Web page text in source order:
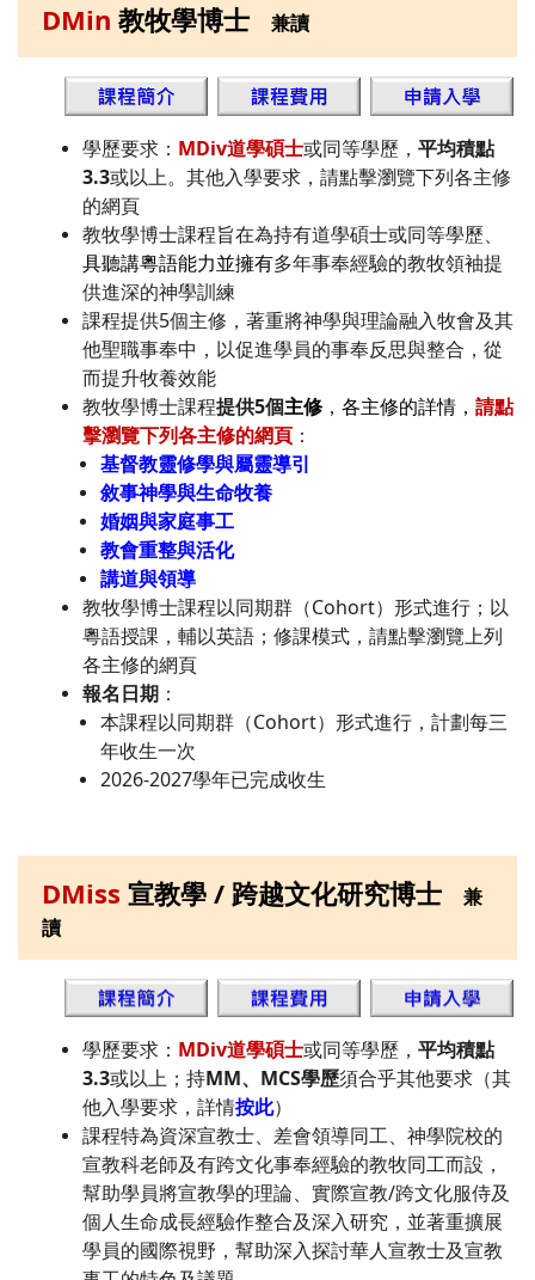
DMin 教牧學博士 兼讀
學歷要求： MDiv道學碩士或同等學歷， 平均積點
3.3或以上。其他入學要求，請點擊瀏覽下列各主修
的網頁
教牧學博士課程旨在為持有道學碩士或同等學歷、
具聽講粵語能力並擁有多年事奉經驗的教牧領袖提
供進深的神學訓練
課程提供5個主修，著重將神學與理論融入牧會及其
他聖職事奉中，以促進學員的事奉反思與整合，從
而提升牧養效能
教牧學博士課程提供5個主修 ，各主修的詳情， 請點
擊瀏覽下列各主修的網頁 ：
基督教靈修學與屬靈導引
敘事神學與生命牧養
婚姻與家庭事工
教會重整與活化
講道與領導
教牧學博士課程以同期群（Cohort）形式進行；以
粵語授課，輔以英語；修課模式，請點擊瀏覽上列
各主修的網頁
報名日期 ：
本課程以同期群（Cohort）形式進行，計劃每三
年收生一次
2026-2027學年已完成收生
DMiss 宣教學 / 跨越文化研究博士
兼
讀
學歷要求： MDiv道學碩士或同等學歷， 平均積點
3.3或以上；持MM、MCS學歷須合乎其他要求（其
他入學要求，詳情按此）
課程特為資深宣教士、差會領導同工、神學院校的
宣教科老師及有跨文化事奉經驗的教牧同工而設，
幫助學員將宣教學的理論、實際宣教/跨文化服侍及
個人生命成長經驗作整合及深入研究，並著重擴展
學員的國際視野，幫助深入探討華人宣教士及宣教